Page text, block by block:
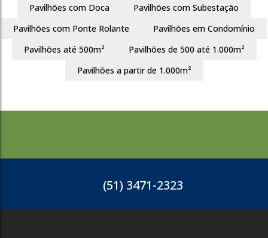
R$6.600
Pavilhões com Doca
Pavilhões com Subestação
Pavilhões com Ponte Rolante
Pavilhões em Condomínio
Pavilhões até 500m²
Pavilhões de 500 até 1.000m²
Pavilhões a partir de 1.000m²
(51) 3471-2323